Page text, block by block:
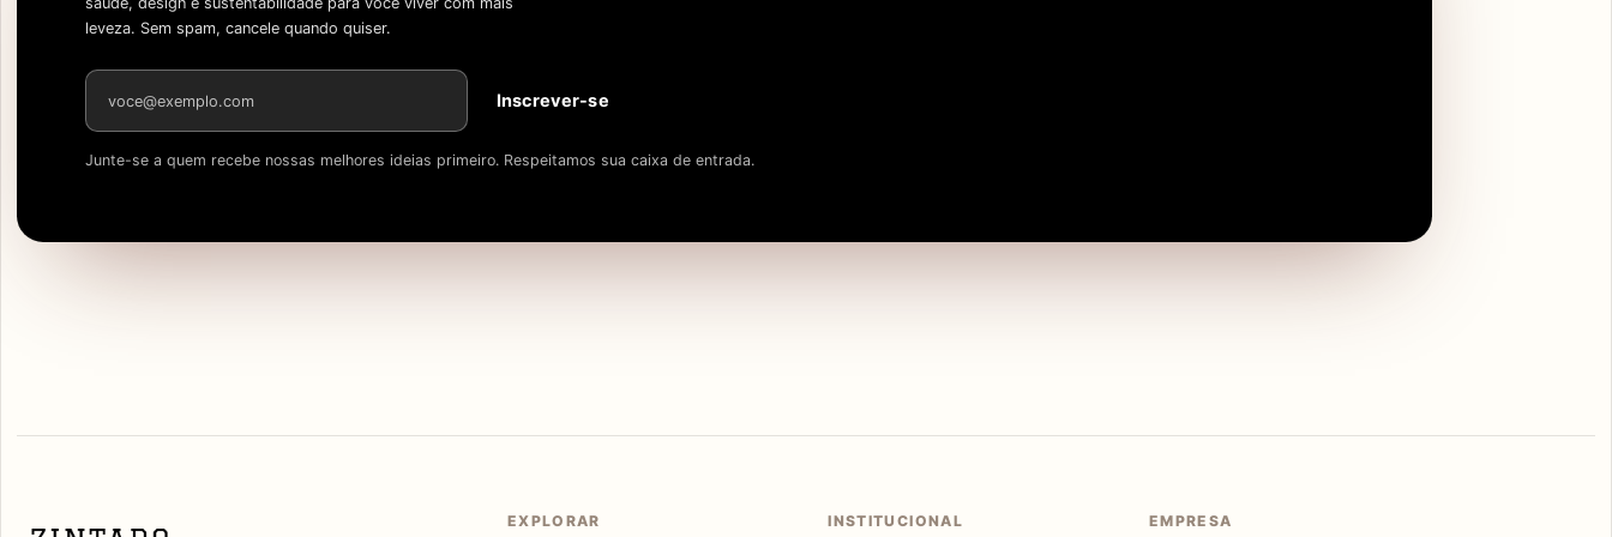
leveza. Sem spam, cancele quando quiser.
Endereço de e-mail
Inscrever-se
Junte-se a quem recebe nossas melhores ideias primeiro. Respeitamos sua caixa de entrada.
EXPLORAR INSTITUCIONAL EMPRESA